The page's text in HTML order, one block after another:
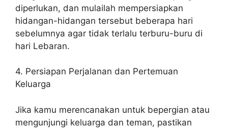
diperlukan, dan mulailah mempersiapkan
hidangan-hidangan tersebut beberapa hari
sebelumnya agar tidak terlalu terburu-buru di
hari Lebaran.
4. Persiapan Perjalanan dan Pertemuan
Keluarga
Jika kamu merencanakan untuk bepergian atau
mengunjungi keluarga dan teman, pastikan